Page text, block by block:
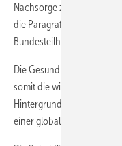
Nachsorge zu erbringen.
die Paragrafen
Bundesteilhabegesetz und
Die Gesundheit der
somit die wichtigste
Hintergrund der neuen
einer globalisierten Welt.